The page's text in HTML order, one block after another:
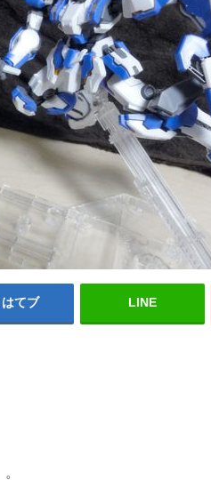
はてブ LINE